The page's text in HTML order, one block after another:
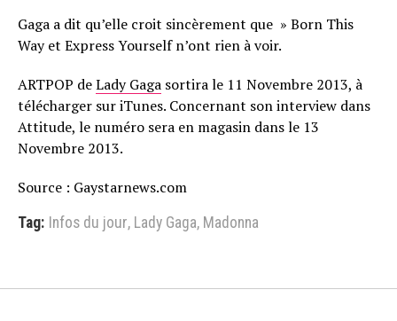
Gaga a dit qu’elle croit sincèrement que » Born This
Way et Express Yourself n’ont rien à voir.
ARTPOP deLady Gaga sortira le 11 Novembre 2013, à
télécharger sur iTunes. Concernant son interview dans
Attitude, le numéro sera en magasin dans le 13
Novembre 2013.
Source : Gaystarnews.com
Tag: Infos du jour, Lady Gaga, Madonna